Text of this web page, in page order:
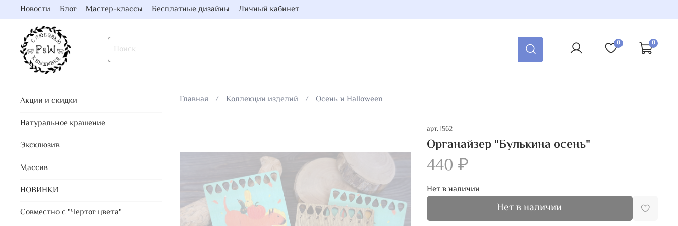
Новости Блог Мастер-классы Бесплатные дизайны Личный кабинет
0 0
Главная Коллекции изделий Осень и Halloween
арт.1562
Органайзер "Булькина осень"
440 ₽
Нет в наличии
Нет в наличии
Акции и скидки
Натуральное крашение
Эксклюзив
Массив
НОВИНКИ
Совместно с "Чертог цвета"